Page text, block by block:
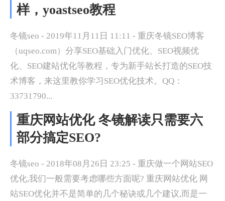
样，yoastseo教程
冬镜seo - 2019年11月11日 11:11 - 重庆冬镜SEO博客
（uqseo.com）分享SEO基础入门优化、SEO视频优
化、SEO建站优化等教程，专为新手站长打造的SEO技
术博客，来这里教你学习SEO优化技术。QQ：
33731790...
重庆网站优化 冬镜解读只需要六
部分搞定SEO?
冬镜seo - 2018年08月26日 23:25 - 重庆做一个网站SEO
优化,我们一般需要考虑哪些方面呢? 重庆网站优化 网
站SEO优化并不是简单的几个秘诀或几个建议,而是一